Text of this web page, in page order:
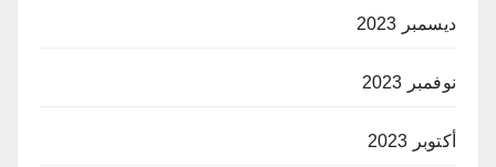
ديسمبر 2023
نوفمبر 2023
أكتوبر 2023